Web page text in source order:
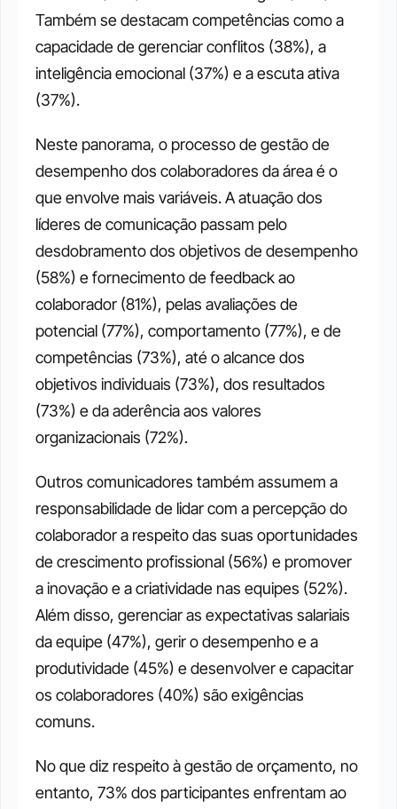
Também se destacam competências como a
capacidade de gerenciar conflitos (38%), a
inteligência emocional (37%) e a escuta ativa
(37%).
Neste panorama, o processo de gestão de
desempenho dos colaboradores da área é o
que envolve mais variáveis. A atuação dos
líderes de comunicação passam pelo
desdobramento dos objetivos de desempenho
(58%) e fornecimento de feedback ao
colaborador (81%), pelas avaliações de
potencial (77%), comportamento (77%), e de
competências (73%), até o alcance dos
objetivos individuais (73%), dos resultados
(73%) e da aderência aos valores
organizacionais (72%).
Outros comunicadores também assumem a
responsabilidade de lidar com a percepção do
colaborador a respeito das suas oportunidades
de crescimento profissional (56%) e promover
a inovação e a criatividade nas equipes (52%).
Além disso, gerenciar as expectativas salariais
da equipe (47%), gerir o desempenho e a
produtividade (45%) e desenvolver e capacitar
os colaboradores (40%) são exigências
comuns.
No que diz respeito à gestão de orçamento, no
entanto, 73% dos participantes enfrentam ao